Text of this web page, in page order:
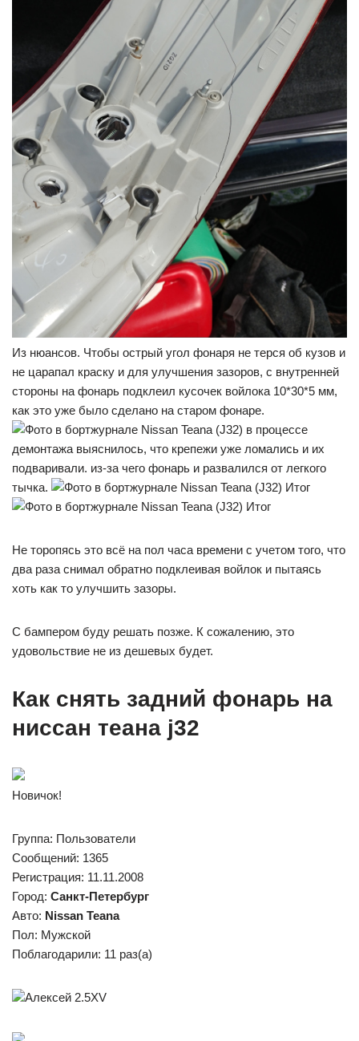
Из нюансов. Чтобы острый угол фонаря не терся об кузов и
не царапал краску и для улучшения зазоров, с внутренней
стороны на фонарь подклеил кусочек войлока 10*30*5 мм,
как это уже было сделано на старом фонаре.
в процессе
демонтажа выяснилось, что крепежи уже ломались и их
подваривали. из-за чего фонарь и развалился от легкого
тычка.
Итог
Итог
Не торопясь это всё на пол часа времени с учетом того, что
два раза снимал обратно подклеивая войлок и пытаясь
хоть как то улучшить зазоры.
С бампером буду решать позже. К сожалению, это
удовольствие не из дешевых будет.
Как снять задний фонарь на
ниссан теана j32
Новичок!
Группа: Пользователи
Сообщений: 1365
Регистрация: 11.11.2008
Город: Санкт-Петербург
Авто: Nissan Teana
Пол: Мужской
Поблагодарили: 11 раз(а)
Алексей 2.5XV